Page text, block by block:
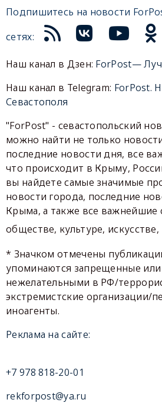
Подпишитесь на новости
сетях:
Наш канал в Дзен: ForPost—
Наш канал в Telegram: ForPost.
Севастополя
"ForPost" - севастопольский
можно найти не только
последние новости дня, все
что происходит в Крыму,
вы найдете самые значимые
новости города, последние
Крыма, а также все важнейшие
обществе, культуре,
* Значком отмечены
упоминаются запрещенные
нежелательными в РФ/
экстремистские организации/
иноагенты.
Реклама на сайте:
+7 978 818-20-01
rekforpost@ya.ru